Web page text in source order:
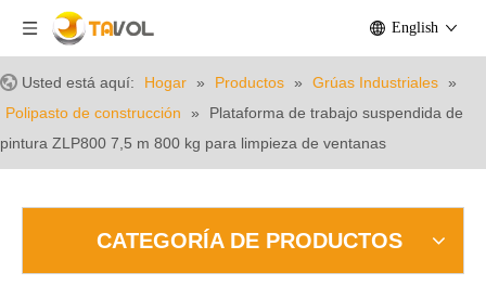
English
Usted está aquí: Hogar » Productos » Grúas Industriales »
Polipasto de construcción
»
Plataforma de trabajo suspendida de
pintura ZLP800 7,5 m 800 kg para limpieza de ventanas
CATEGORÍA DE PRODUCTOS